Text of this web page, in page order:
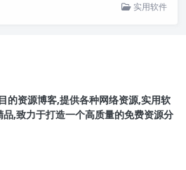
实用软件
的资源博客,提供各种网络资源,实用软
,致力于打造一个高质量的免费资源分